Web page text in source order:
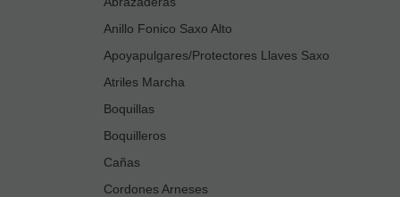
Anillo Fonico Saxo Alto
Apoyapulgares/Protectores Llaves Saxo
Atriles Marcha
Boquillas
Boquilleros
Cañas
Cordones Arneses